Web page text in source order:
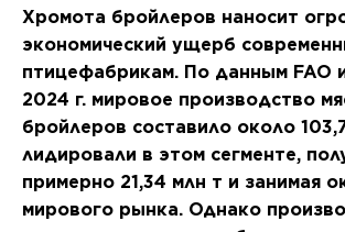
Хромота бройлеров наносит
экономический ущерб
птицефабрикам. По данным FAO
2024 г. мировое производство
бройлеров составило около
лидировали в этом сегменте,
примерно 21,34 млн т и занимая
мирового рынка. Однако